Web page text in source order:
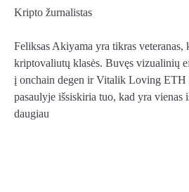
Kripto žurnalistas
Feliksas Akiyama yra tikras veteranas,
kriptovaliutų klasės. Buvęs vizualinių
į onchain degen ir Vitalik Loving
pasaulyje išsiskiria tuo, kad yra
daugiau